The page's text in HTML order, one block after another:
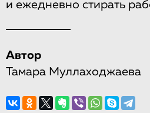
и ежедневно стирать
Автор
Тамара Муллаходжаева